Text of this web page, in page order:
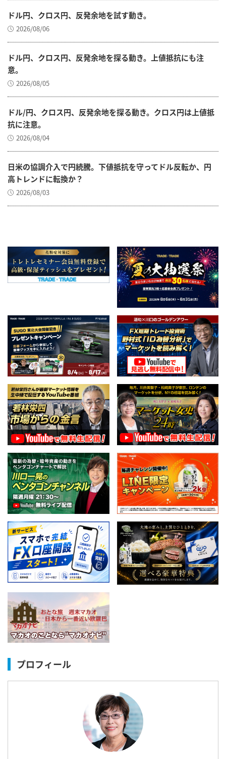
ドル円、クロス円、反発余地を試す動き。
2026/08/06
ドル円、クロス円、反発余地を探る動き。上値抵抗にも注
意。
2026/08/05
ドル/円、クロス円、反発余地を探る動き。クロス円は上値抵
抗に注意。
2026/08/04
日米の協調介入で円続騰。下値抵抗を守ってドル反転か、円
高トレンドに転換か？
2026/08/03
プロフィール